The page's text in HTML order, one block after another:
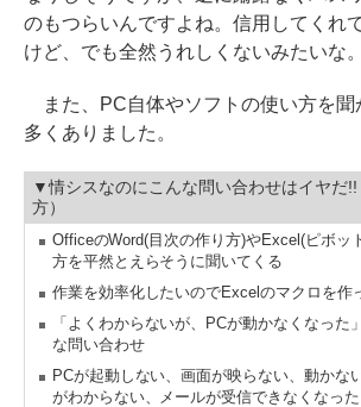
のもつらいんですよね。信用してくれ
けど、でも全然うれしくないみたいな。
また、PC自体やソフトの使い方を聞
多くありました。
▼情シスなのにこんな問い合わせはイヤだ
方）
OfficeのWord(目次の作り方)やExcel(ピボッ
方を平然とえらそうに聞いてくる
作業を効率化したいのでExcelのマクロを作
「よくわからないが、PCが動かなくなった
な問い合わせ
PCが起動しない、画面が映らない、動かな
がわからない、メールが受信できなくなっ